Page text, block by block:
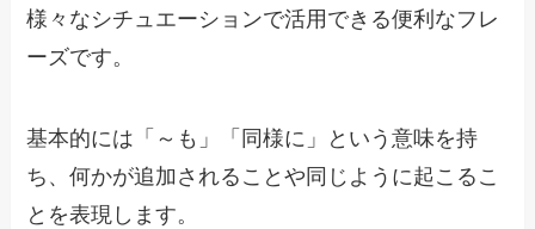
様々なシチュエーションで活用できる便利なフレ
ーズです。
基本的には「～も」「同様に」という意味を持
ち、何かが追加されることや同じように起こるこ
とを表現します。